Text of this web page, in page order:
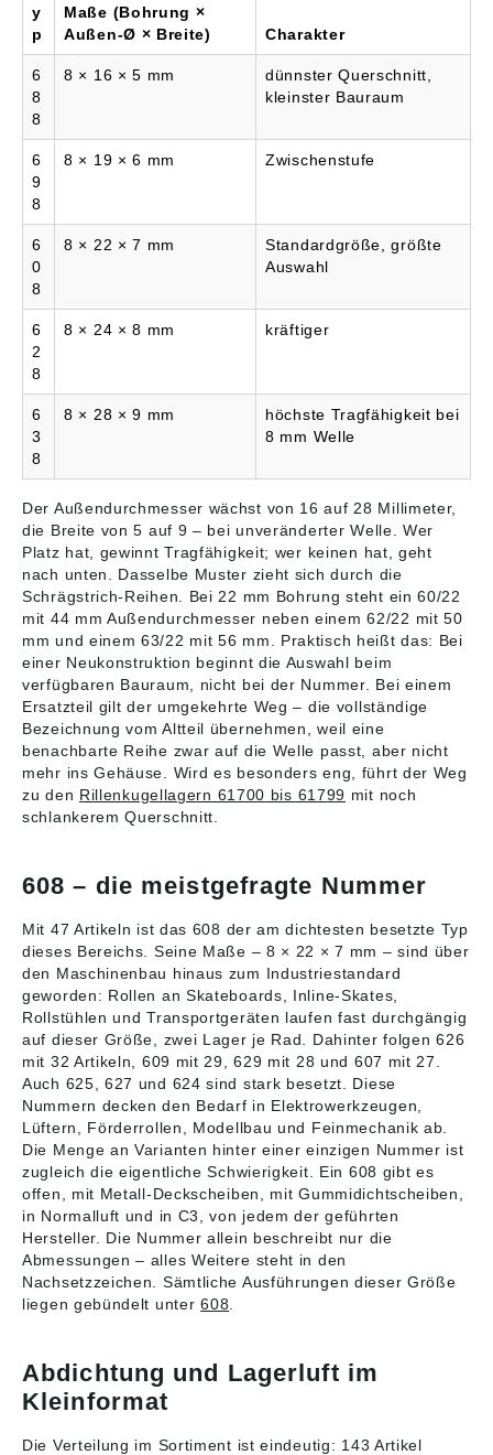
y
p
Maße (Bohrung ×
Außen-Ø × Breite)
Charakter
6
8
8
8 × 16 × 5 mm
dünnster Querschnitt,
kleinster Bauraum
6
9
8
8 × 19 × 6 mm Zwischenstufe
6
0
8
8 × 22 × 7 mm
Standardgröße, größte
Auswahl
6
2
8
8 × 24 × 8 mm kräftiger
6
3
8
8 × 28 × 9 mm
höchste Tragfähigkeit bei
8 mm Welle
Der Außendurchmesser wächst von 16 auf 28 Millimeter,
die Breite von 5 auf 9 – bei unveränderter Welle. Wer
Platz hat, gewinnt Tragfähigkeit; wer keinen hat, geht
nach unten. Dasselbe Muster zieht sich durch die
Schrägstrich-Reihen. Bei 22 mm Bohrung steht ein 60/22
mit 44 mm Außendurchmesser neben einem 62/22 mit 50
mm und einem 63/22 mit 56 mm. Praktisch heißt das: Bei
einer Neukonstruktion beginnt die Auswahl beim
verfügbaren Bauraum, nicht bei der Nummer. Bei einem
Ersatzteil gilt der umgekehrte Weg – die vollständige
Bezeichnung vom Altteil übernehmen, weil eine
benachbarte Reihe zwar auf die Welle passt, aber nicht
mehr ins Gehäuse. Wird es besonders eng, führt der Weg
zu den Rillenkugellagern 61700 bis 61799 mit noch
schlankerem Querschnitt.
608 – die meistgefragte Nummer
Mit 47 Artikeln ist das 608 der am dichtesten besetzte Typ
dieses Bereichs. Seine Maße – 8 × 22 × 7 mm – sind über
den Maschinenbau hinaus zum Industriestandard
geworden: Rollen an Skateboards, Inline-Skates,
Rollstühlen und Transportgeräten laufen fast durchgängig
auf dieser Größe, zwei Lager je Rad. Dahinter folgen 626
mit 32 Artikeln, 609 mit 29, 629 mit 28 und 607 mit 27.
Auch 625, 627 und 624 sind stark besetzt. Diese
Nummern decken den Bedarf in Elektrowerkzeugen,
Lüftern, Förderrollen, Modellbau und Feinmechanik ab.
Die Menge an Varianten hinter einer einzigen Nummer ist
zugleich die eigentliche Schwierigkeit. Ein 608 gibt es
offen, mit Metall-Deckscheiben, mit Gummidichtscheiben,
in Normalluft und in C3, von jedem der geführten
Hersteller. Die Nummer allein beschreibt nur die
Abmessungen – alles Weitere steht in den
Nachsetzzeichen. Sämtliche Ausführungen dieser Größe
liegen gebündelt unter608
Abdichtung und Lagerluft im
Kleinformat
Die Verteilung im Sortiment ist eindeutig: 143 Artikel